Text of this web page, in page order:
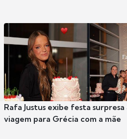
Rafa Justus exibe festa surpresa
viagem para Grécia com a mãe